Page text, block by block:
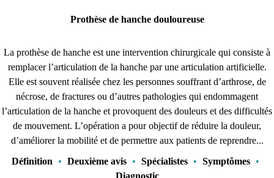
Prothèse de hanche douloureuse
La prothèse de hanche est une intervention chirurgicale qui consiste à
remplacer l’articulation de la hanche par une articulation artificielle.
Elle est souvent réalisée chez les personnes souffrant d’arthrose, de
nécrose, de fractures ou d’autres pathologies qui endommagent
l’articulation de la hanche et provoquent des douleurs et des difficultés
de mouvement. L’opération a pour objectif de réduire la douleur,
d’améliorer la mobilité et de permettre aux patients de reprendre...
Définition
• Deuxième avis • Spécialistes • Symptômes •
Diagnostic